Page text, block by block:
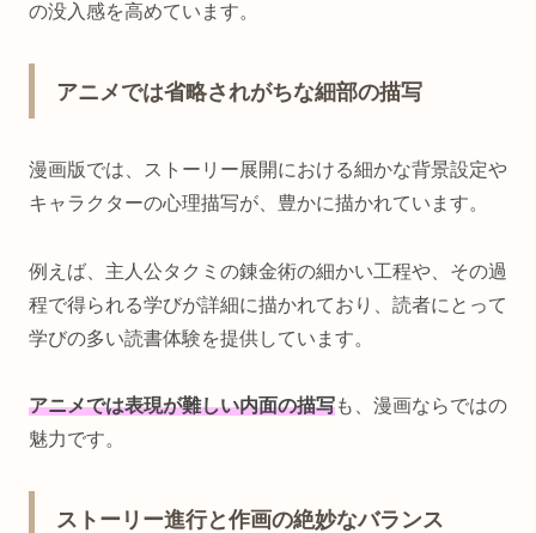
の没入感を高めています。
アニメでは省略されがちな細部の描写
漫画版では、ストーリー展開における細かな背景設定や
キャラクターの心理描写が、豊かに描かれています。
例えば、主人公タクミの錬金術の細かい工程や、その過
程で得られる学びが詳細に描かれており、読者にとって
学びの多い読書体験を提供しています。
アニメでは表現が難しい内面の描写も、漫画ならではの
魅力です。
ストーリー進行と作画の絶妙なバランス